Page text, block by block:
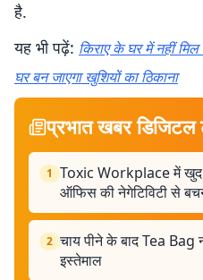
है.
यह भी पढ़ें: किराए के घर में नहीं
घर बन जाएगा खुशियों का ठिकाना
प्रभात खबर डिजिटल
1 Toxic Workplace में खुद
ऑफिस की नेगेटिविटी से
2 चाय पीने के बाद Tea
इस्तेमाल